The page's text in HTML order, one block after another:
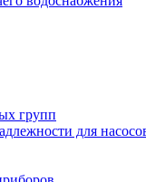
групп
для